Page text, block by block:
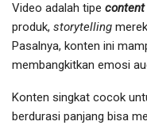
Video adalah tipe
produk, storytelling
Pasalnya, konten ini
membangkitkan emosi
Konten singkat cocok
berdurasi panjang bisa